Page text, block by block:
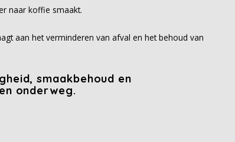
naar koffie smaakt.
aan het verminderen van afval en het behoud van
smaakbehoud en
onderweg.